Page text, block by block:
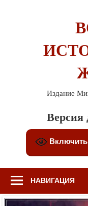
Издание
Версия
Включить
НАВИГАЦИЯ